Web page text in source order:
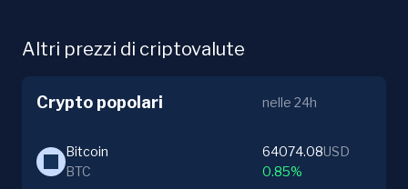
Altri prezzi di criptovalute
Crypto popolari nelle 24h
Bitcoin
BTC
64074.08USD
0.85%